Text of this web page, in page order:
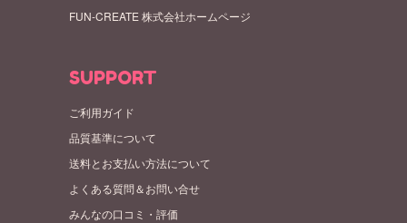
FUN-CREATE 株式会社ホームページ
SUPPORT
ご利用ガイド
品質基準について
送料とお支払い方法について
よくある質問＆お問い合せ
みんなの口コミ・評価